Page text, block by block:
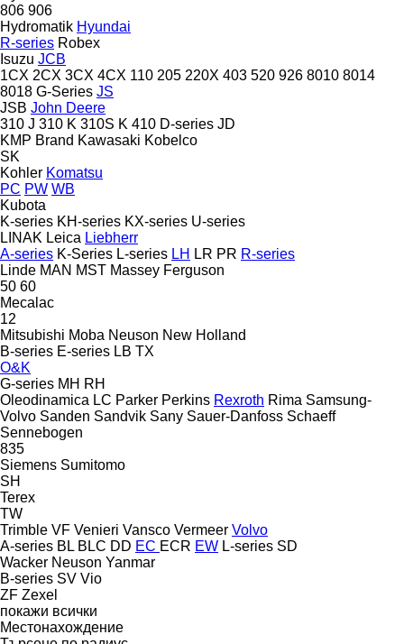
806 906
Hydromatik Hyundai
R-series Robex
Isuzu JCB
1CX 2CX 3CX 4CX 110 205 220X 403 520 926 8010 8014
8018 G-Series JS
JSB John Deere
310 J 310 K 310S K 410 D-series JD
KMP Brand Kawasaki Kobelco
SK
Kohler Komatsu
PC PW WB
Kubota
K-series KH-series KX-series U-series
LINAK Leica Liebherr
A-series K-Series L-series LH LR PR R-series
Linde MAN MST Massey Ferguson
50 60
Mecalac
12
Mitsubishi Moba Neuson New Holland
B-series E-series LB TX
O&K
G-series MH RH
Oleodinamica LC Parker Perkins Rexroth Rima Samsung-
Volvo Sanden Sandvik Sany Sauer-Danfoss Schaeff
Sennebogen
835
Siemens Sumitomo
SH
Terex
TW
Trimble VF Venieri Vansco Vermeer Volvo
A-series BL BLC DD EC ECR EW L-series SD
Wacker Neuson Yanmar
B-series SV Vio
ZF Zexel
покажи всички
Местонахождение